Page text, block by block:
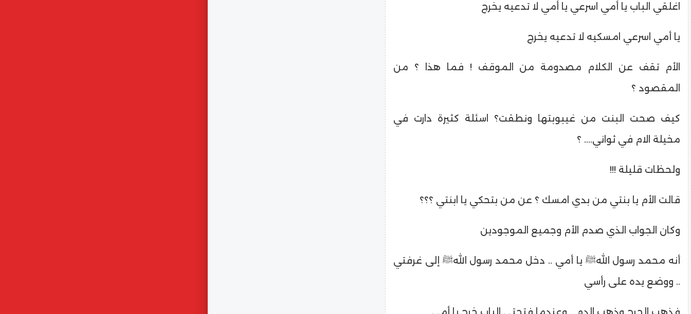
اغلقي الباب يا أمي اسرعي يا أمي لا تدعيه يخرج
يا أمي اسرعي امسكيه لا تدعيه يخرج
الأم تقف عن الكلام مصدومة من الموقف ! فما هذا ؟ من
المقصود ؟
كيف صحت البنت من غيبوبتها ونطقت؟ اسئلة كثيرة دارت في
مخيلة الام في ثواني.... ؟
ولحظات قليلة !!!
قالت الأم يا بنتي من بدي امسك ؟ عن من بتحكي يا ابنتي ؟؟؟
وكان الجواب الذي صدم الأم وجميع الموجودين
أنه محمد رسول اللهﷺ يا أمي .. دخل محمد رسول اللهﷺ إلى غرفتي
.. ووضع يده على رأسي
فذهب الجرح وذهب الدم .. وعندما فتحتي الباب خرج يا أمي